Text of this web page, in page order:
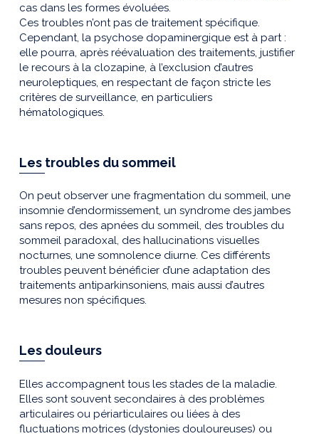
cas dans les formes évoluées.
Ces troubles n’ont pas de traitement spécifique.
Cependant, la psychose dopaminergique est à part :
elle pourra, après réévaluation des traitements, justifier
le recours à la clozapine, à l’exclusion d’autres
neuroleptiques, en respectant de façon stricte les
critères de surveillance, en particuliers
hématologiques.
Les troubles du sommeil
On peut observer une fragmentation du sommeil, une
insomnie d’endormissement, un syndrome des jambes
sans repos, des apnées du sommeil, des troubles du
sommeil paradoxal, des hallucinations visuelles
nocturnes, une somnolence diurne. Ces différents
troubles peuvent bénéficier d’une adaptation des
traitements antiparkinsoniens, mais aussi d’autres
mesures non spécifiques.
Les douleurs
Elles accompagnent tous les stades de la maladie.
Elles sont souvent secondaires à des problèmes
articulaires ou périarticulaires ou liées à des
fluctuations motrices (dystonies douloureuses) ou